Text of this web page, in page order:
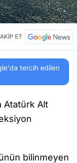
ET
tercih edilen
Atatürk Alt
bilinmeyen